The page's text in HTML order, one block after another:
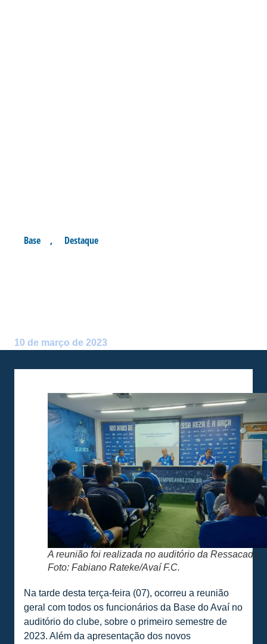
Base , Destaque
10 de março de 2023
A reunião foi realizada no auditório da Ressacada.
Foto: Fabiano Rateke/Avaí F.C.
Na tarde desta terça-feira (07), ocorreu a reunião
geral com todos os funcionários da Base do Avaí no
auditório do clube, sobre o primeiro semestre de
2023. Além da apresentação dos novos